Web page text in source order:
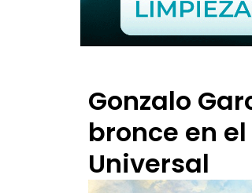
Gonzalo
bronce en
Universal